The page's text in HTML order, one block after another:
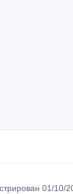
01/10/